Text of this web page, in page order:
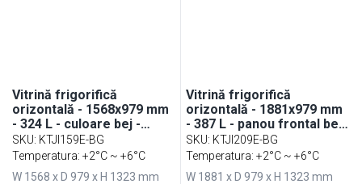
Vitrină frigorifică
orizontală - 1568x979 mm
- 324 L - culoare bej -
panou frontal bej - geam
frontal drept - spate cu 2
SKU: KTJI159E-BG
Temperatura: +2°C ~ +6°C
W 1568 x D 979 x H 1323 mm
Vitrină frigorifică
orizontală - 1881x979 mm
- 387 L - panou frontal bej
- spate cu 3 uși - geam
frontal drept
SKU: KTJI209E-BG
Temperatura: +2°C ~ +6°C
W 1881 x D 979 x H 1323 mm